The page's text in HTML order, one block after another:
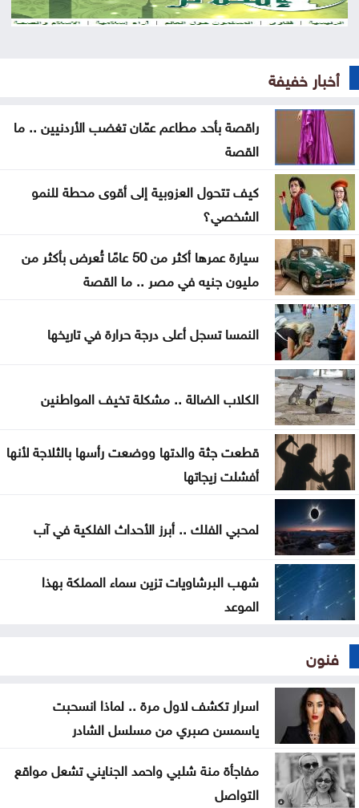
تواصل فعاليات مهرجان صيف الأردن الجمعة
الرئيس الجديد لكولومبيا يتولى منصبه رسمياً اليوم
الأردن يدين الاعتداء الحوثي في نجران بالسعودية
إردوغان يصل إلى جدة
ارتفاع كبير في الصادرات والواردات الصينية
أخبار خفيفة
راقصة بأحد مطاعم عمّان تغضب الأردنيين .. ما
القصة
كيف تتحول العزوبية إلى أقوى محطة للنمو
الشخصي؟
سيارة عمرها أكثر من 50 عامًا تُعرض بأكثر من
مليون جنيه في مصر .. ما القصة
النمسا تسجل أعلى درجة حرارة في تاريخها
الكلاب الضالة .. مشكلة تخيف المواطنين
قطعت جثة والدتها ووضعت رأسها بالثلاجة لأنها
أفشلت زيجاتها
لمحبي الفلك .. أبرز الأحداث الفلكية في آب
شهب البرشاويات تزين سماء المملكة بهذا
الموعد
فنون
اسرار تكشف لاول مرة .. لماذا انسحبت
ياسمسن صبري من مسلسل الشادر
مفاجأة منة شلبي واحمد الجنايني تشعل مواقع
التواصل